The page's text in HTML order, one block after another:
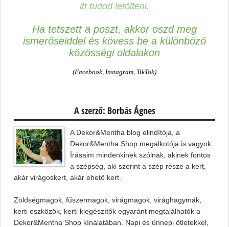
itt tudod letölteni.
Ha tetszett a poszt, akkor oszd meg
ismerőseiddel és kövess be a különböző
közösségi oldalakon
(Facebook, Instagram, TikTok)
A szerző: Borbás Ágnes
A Dekor&Mentha blog elindítója, a
Dekor&Mentha Shop megalkotója is vagyok.
Írásaim mindenkinek szólnak, akinek fontos
a szépség, aki szerint a szép része a kert,
akár virágoskert, akár ehető kert.
Zöldségmagok, fűszermagok, virágmagok, virághagymák,
kerti eszközök, kerti kiegészítők egyaránt megtalálhatók a
Dekor&Mentha Shop kínálatában. Napi és ünnepi ötletekkel,